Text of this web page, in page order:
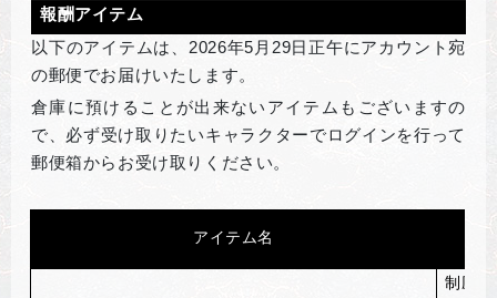
報酬アイテム
以下のアイテムは、2026年5月29日正午にアカウント宛
の郵便でお届けいたします。
倉庫に預けることが出来ないアイテムもございますの
で、必ず受け取りたいキャラクターでログインを行って
郵便箱からお受け取りください。
アイテム名
制圧